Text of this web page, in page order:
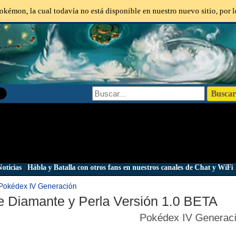
la cual todavía no está disponible en nuestro nuevo sitio, por
| Hábla y Batalla con otros fans en nuestros canales de Chat y WiFi
Pokédex IV Generación
Diamante y Perla Versión 1.0 BETA
Pokédex IV